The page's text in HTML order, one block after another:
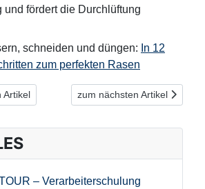
und fördert die Durchlüftung
schneiden und düngen: In 12
zum perfekten Rasen
Rasenpflege - Teil 2: Richtig Mähen
Artikel Nächster Beitrag:
zum nächsten Artikel
– Verarbeiterschulung